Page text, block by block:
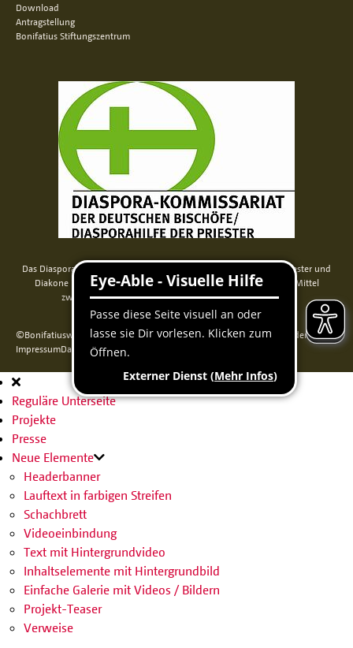
Download
Antragstellung
Bonifatius Stiftungszentrum
Das Diaspora-Kommissariat der deutschen Bischöfe unterstützt Priester und
Diakone in Nord-, Mittel- und Osteuropa. Seit 2014 werden die Mittel
zweckgebunden über das Bonifatiuswerk weitergeleitet.
©Bonifatiuswerk der deutschen Katholiken e. V., Kamp 22, 33098 Paderborn
ImpressumDatenschutzCookie-Erklärung
Hauptnavigation
Reguläre Unterseite
Projekte
Presse
Neue Elemente
Headerbanner
Lauftext in farbigen Streifen
Schachbrett
Videoeinbindung
Text mit Hintergrundvideo
Inhaltselemente mit Hintergrundbild
Einfache Galerie mit Videos / Bildern
Projekt-Teaser
Verweise